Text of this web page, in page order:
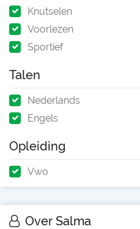
Knutselen
Voorlezen
Sportief
Talen
Nederlands
Engels
Opleiding
Vwo
Over Salma